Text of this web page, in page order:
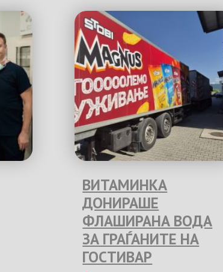
ВИТАМИНКА
ДОНИРАШЕ
ФЛАШИРАНА ВОДА
ЗА ГРАЃАНИТЕ НА
ГОСТИВАР